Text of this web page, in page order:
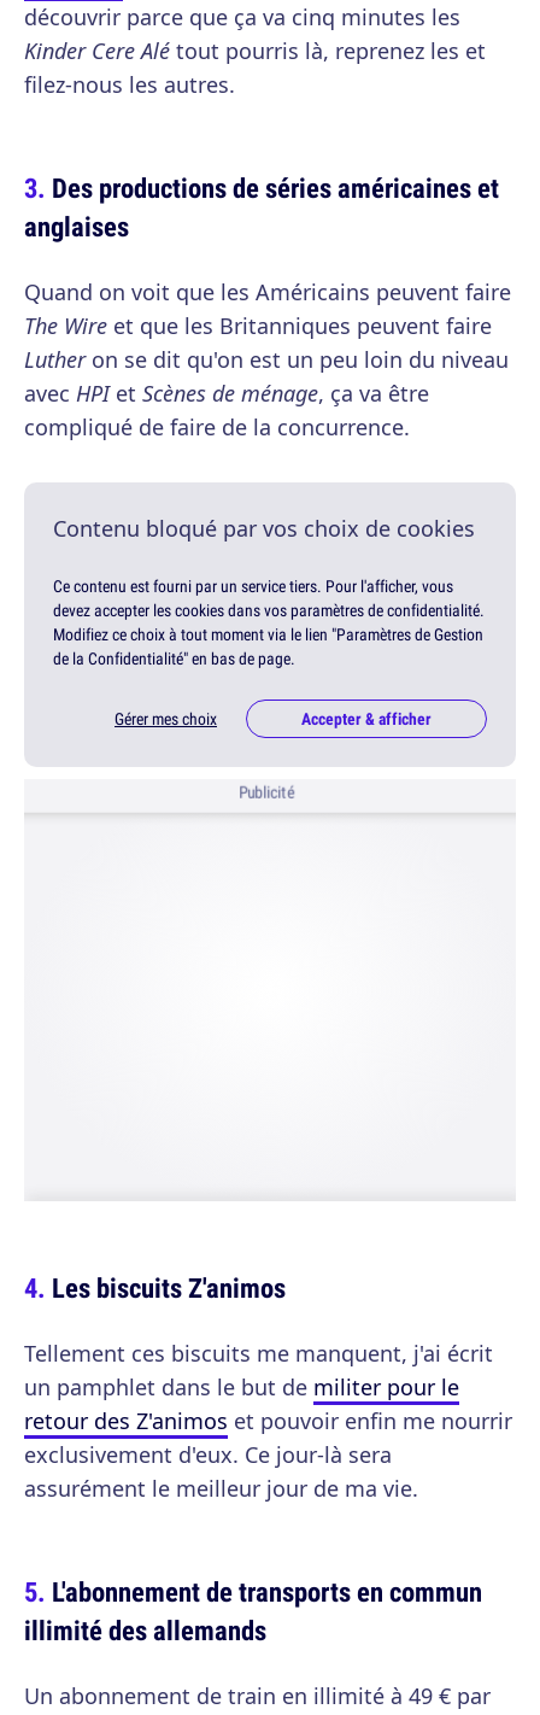
découvrir parce que ça va cinq minutes les
Kinder Cere Alé tout pourris là, reprenez les et
filez-nous les autres.
Des productions de séries américaines et
anglaises
Quand on voit que les Américains peuvent faire
The Wire et que les Britanniques peuvent faire
Lutheron se dit qu'on est un peu loin du niveau
avec HPIet Scènes de ménage, ça va être
compliqué de faire de la concurrence.
Contenu bloqué par vos choix de cookies
Ce contenu est fourni par un service tiers. Pour l'afficher, vous
devez accepter les cookies dans vos paramètres de confidentialité.
Modifiez ce choix à tout moment via le lien "Paramètres de Gestion
de la Confidentialité" en bas de page.
Gérer mes choix Accepter & afficher
Publicité
Les biscuits Z'animos
Tellement ces biscuits me manquent, j'ai écrit
un pamphlet dans le but de militer pour le
retour des Z'animos et pouvoir enfin me nourrir
exclusivement d'eux. Ce jour-là sera
assurément le meilleur jour de ma vie.
L'abonnement de transports en commun
illimité des allemands
Un abonnement de train en illimité à 49 € par